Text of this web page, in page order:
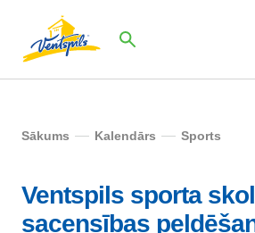
Sākums Kalendārs Sports
Ventspils sporta
sacensības